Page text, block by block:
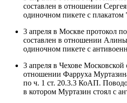
составлен в отношении
одиночном пикете с
3 апреля в Москве протокол
составлен в отношении
одиночном пикете с
3 апреля в Чехове Московской
отношении Фарруха
по ч. 1 ст. 20.3.3 КоАП.
в котором Муртазин стоял с